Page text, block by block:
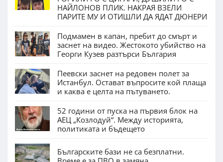
НАЙЛОНОВ ПЛИК. НАКРАЯ ВЗЕЛИ
ПАРИТЕ МУ И ОТИШЛИ ДА ЯДАТ ДЮНЕРИ
Подмамен в капан, пребит до смърт и
заснет на видео. Жестокото убийство на
Георги Кузев разтърси България
Пеевски заснет на редовен полет за
Истанбул. Остават въпросите кой плаща
и каква е целта на пътуването.
52 години от пуска на първия блок на
АЕЦ „Козлодуй“. Между историята,
политиката и бъдещето
Българските бази не са безплатни.